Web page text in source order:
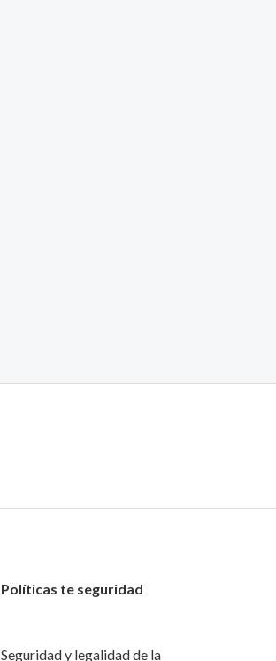
Políticas te seguridad
Seguridad y legalidad de la